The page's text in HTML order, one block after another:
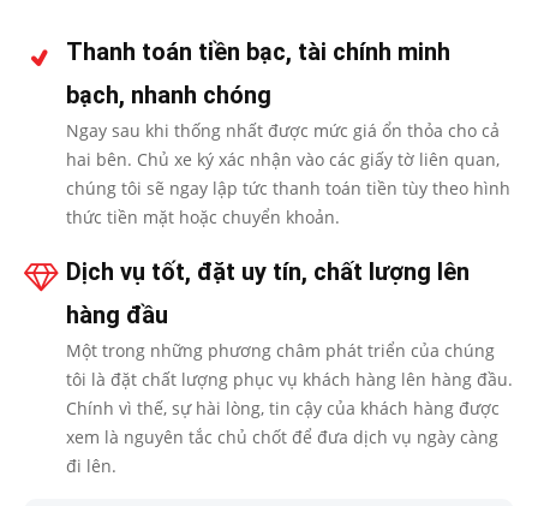
Thanh toán tiền bạc, tài chính minh
bạch, nhanh chóng
Ngay sau khi thống nhất được mức giá ổn thỏa cho cả
hai bên. Chủ xe ký xác nhận vào các giấy tờ liên quan,
chúng tôi sẽ ngay lập tức thanh toán tiền tùy theo hình
thức tiền mặt hoặc chuyển khoản.
Dịch vụ tốt, đặt uy tín, chất lượng lên
hàng đầu
Một trong những phương châm phát triển của chúng
tôi là đặt chất lượng phục vụ khách hàng lên hàng đầu.
Chính vì thế, sự hài lòng, tin cậy của khách hàng được
xem là nguyên tắc chủ chốt để đưa dịch vụ ngày càng
đi lên.